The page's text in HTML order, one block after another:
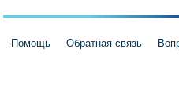
Помощь Обратная связь